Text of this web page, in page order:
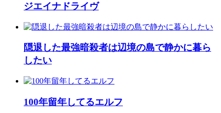
ジエイナドライヴ
隠退した最強暗殺者は辺境の島で静かに暮ら
したい
100年留年してるエルフ